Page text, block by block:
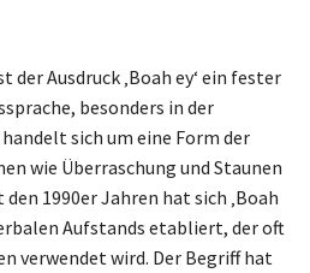
Ausdruck ‚Boah ey‘ ein fester
besonders in der
sich um eine Form der
wie Überraschung und Staunen
1990er Jahren hat sich ‚Boah
Aufstands etabliert, der oft
verwendet wird. Der Begriff hat